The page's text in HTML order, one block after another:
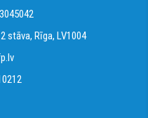
stāva, Rīga, LV1004